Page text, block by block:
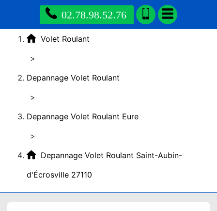
02.78.98.52.76
Volet Roulant
>
Depannage Volet Roulant
>
Depannage Volet Roulant Eure
>
Depannage Volet Roulant Saint-Aubin-
d'Écrosville 27110